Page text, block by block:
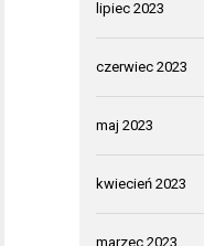
lipiec 2023
czerwiec 2023
maj 2023
kwiecień 2023
marzec 2023